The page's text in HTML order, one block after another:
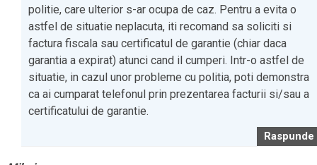
politie, care ulterior s-ar ocupa de caz. Pentru a evita o
astfel de situatie neplacuta, iti recomand sa soliciti si
factura fiscala sau certificatul de garantie (chiar daca
garantia a expirat) atunci cand il cumperi. Intr-o astfel de
situatie, in cazul unor probleme cu politia, poti demonstra
ca ai cumparat telefonul prin prezentarea facturii si/sau a
certificatului de garantie.
Raspunde